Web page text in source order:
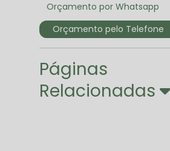
Orçamento por Whatsapp
Orçamento pelo Telefone
Páginas
Relacionadas